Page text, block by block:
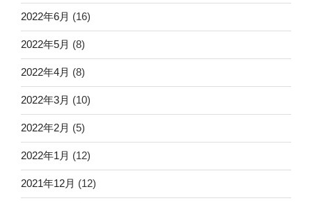
2022年6月 (16)
2022年5月 (8)
2022年4月 (8)
2022年3月 (10)
2022年2月 (5)
2022年1月 (12)
2021年12月 (12)